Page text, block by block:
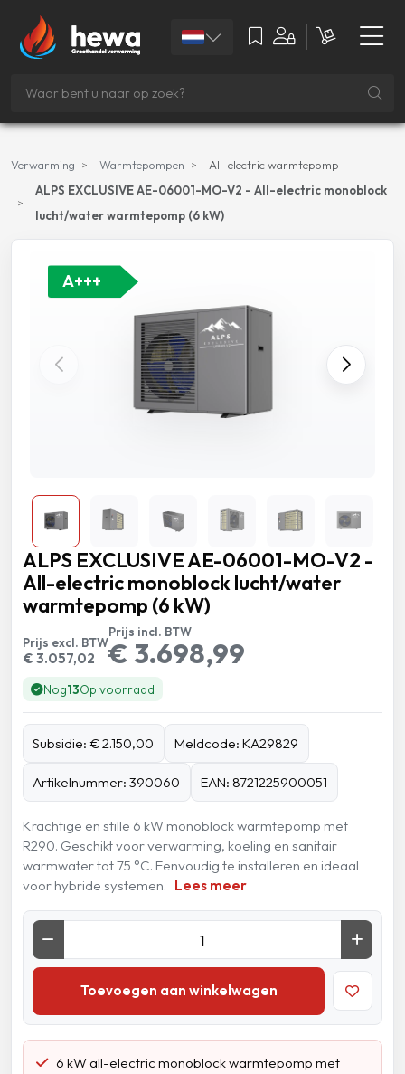
Verwarming Warmtepompen
All-electric warmtepomp
ALPS EXCLUSIVE AE-06001-MO-V2 - All-electric monoblock
lucht/water warmtepomp (6 kW)
A+++
ALPS EXCLUSIVE AE-06001-MO-V2 -
All-electric monoblock lucht/water
warmtepomp (6 kW)
Prijs excl. BTW
€ 3.057,02
Prijs incl. BTW
€ 3.698,99
Nog13Op voorraad
Subsidie: € 2.150,00 Meldcode: KA29829
Artikelnummer: 390060 EAN: 8721225900051
Krachtige en stille 6 kW monoblock warmtepomp met
R290. Geschikt voor verwarming, koeling en sanitair
warmwater tot 75 °C. Eenvoudig te installeren en ideaal
voor hybride systemen. Lees meer
Toevoegen aan winkelwagen
6 kW all-electric monoblock warmtepomp met